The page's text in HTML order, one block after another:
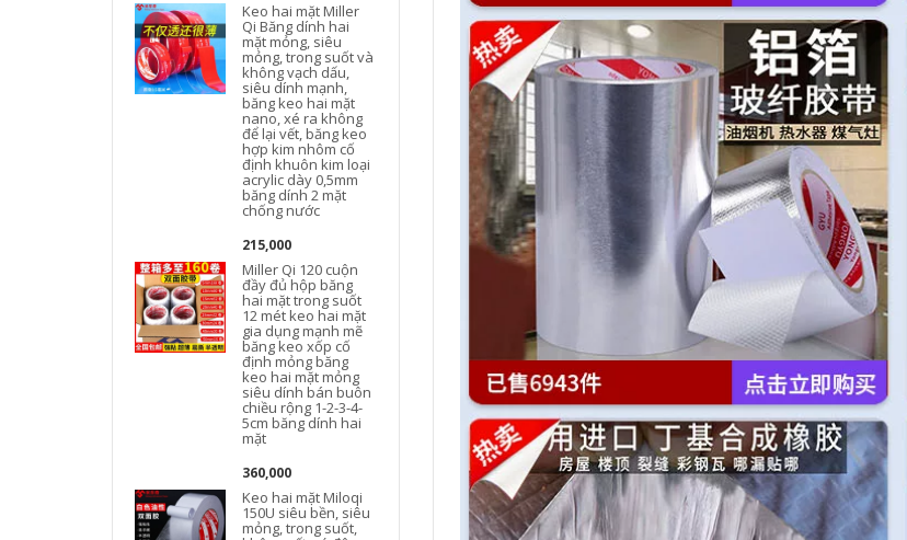
Keo hai mặt Miller
Qi Băng dính hai
mặt mỏng, siêu
mỏng, trong suốt và
không vạch dấu,
siêu dính mạnh,
băng keo hai mặt
nano, xé ra không
để lại vết, băng keo
hợp kim nhôm cố
định khuôn kim loại
acrylic dày 0,5mm
băng dính 2 mặt
chống nước
215,000
Miller Qi 120 cuộn
đầy đủ hộp băng
hai mặt trong suốt
12 mét keo hai mặt
gia dụng mạnh mẽ
băng keo xốp cố
định mỏng băng
keo hai mặt mỏng
siêu dính bán buôn
chiều rộng 1-2-3-4-
5cm băng dính hai
mặt
360,000
Keo hai mặt Miloqi
150U siêu bền, siêu
mỏng, trong suốt,
199,000
Băng keo hai mặt
khắc siêu mỏng
Miloqi mạnh mẽ, độ
nhớt cao, vô giá và
dễ xé, miếng bọt
biển trắng mờ, vải
kết dính nhạy cảm
với áp lực nóng
chảy, băng keo văn
phòng hai mặt siêu
dính, bán buôn văn
phòng phẩm, gia
đình băng dính 2
mặt giá rẻ
tạo tác miễn phí
đấm ghế chống đổ
phù hợp kết nối đồ
nội thất TV quần áo
tủ giày cố định băng
keo 2 mặt 3m
219,000
Miếng dán hai mặt
trong suốt Miếng
dán từ tính tủ lạnh
mạnh và có độ dẻo
cao Tranh treo
Mạnh mẽ, siêu
mỏng và siêu mịn
sửa chữa màn hình
khung điện thoại di
động Băng keo hai
mặt chuyên dụng,
chống rò rỉ và thấm
nước, màu đen và
trắng, độ nhớt cao,
không đánh dấu,
băng keo xốp chịu
nhiệt cao, máy tính
bảng băng keo băng
keo 2 mặt giá rẻ
Công tắc miếng dán
chống bụi trang trí
tường chặn ổ cắm
miếng dán cố định
hàng cắm miếng
dán tường hai mặt
liền mạch miếng dán
nano hai mặt liền
mạch băng keo 2
mặt dán tường
219,000
Mi Leqi dán keo đặc
biệt cho câu đối Lễ
hội mùa xuân Câu
đối lễ hội mùa xuân
2021 hình ảnh năm